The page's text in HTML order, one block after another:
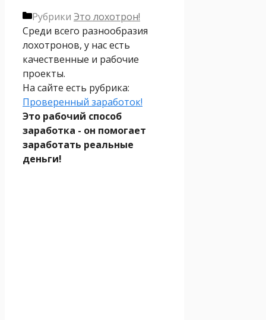
Рубрики Это лохотрон!
Среди всего разнообразия
лохотронов, у нас есть
качественные и рабочие
проекты.
На сайте есть рубрика:
Проверенный заработок!
Это рабочий способ
заработка - он помогает
заработать реальные
деньги!